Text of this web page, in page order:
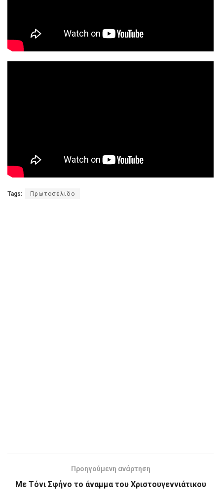
Tags: Πρωτοσέλιδο
Προηγούμενη ανάρτηση
Με Τόνι Σφήνο το άναμμα του Χριστουγεννιάτικου